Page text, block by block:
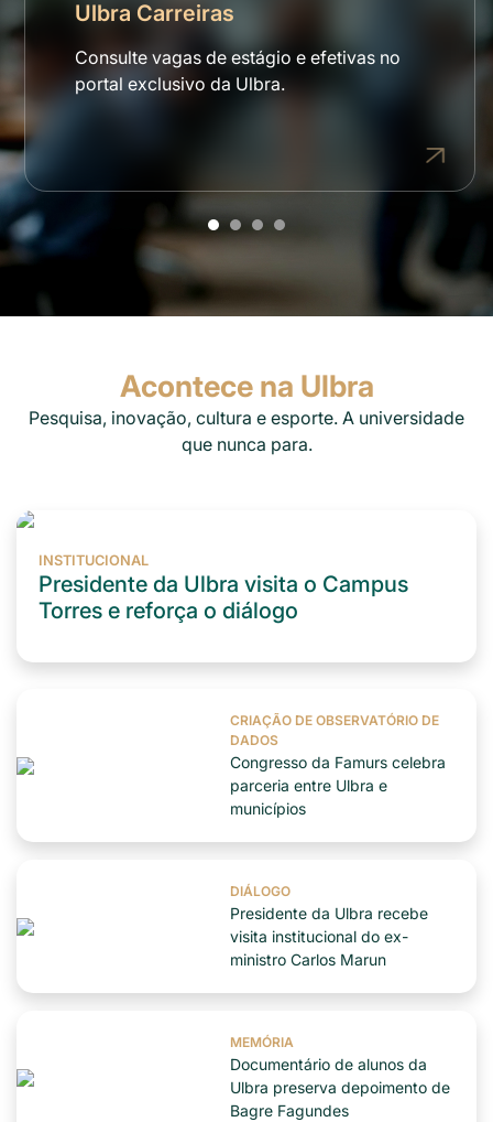
Ulbra Carreiras
Consulte vagas de estágio e efetivas no
portal exclusivo da Ulbra.
Acontece na Ulbra
Pesquisa, inovação, cultura e esporte. A universidade
que nunca para.
INSTITUCIONAL
Presidente da Ulbra visita o Campus
Torres e reforça o diálogo
CRIAÇÃO DE OBSERVATÓRIO DE
DADOS
Congresso da Famurs celebra
parceria entre Ulbra e
municípios
DIÁLOGO
Presidente da Ulbra recebe
visita institucional do ex-
ministro Carlos Marun
MEMÓRIA
Documentário de alunos da
Ulbra preserva depoimento de
Bagre Fagundes